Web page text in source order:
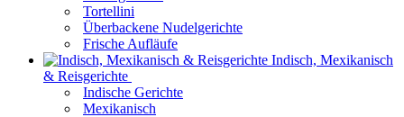
Tortellini
Überbackene Nudelgerichte
Frische Aufläufe
Indisch, Mexikanisch
& Reisgerichte
Indische Gerichte
Mexikanisch